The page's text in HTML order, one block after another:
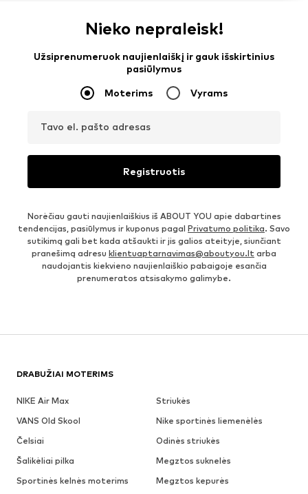
Nieko nepraleisk!
Užsiprenumeruok naujienlaiškį ir gauk išskirtinius
pasiūlymus
Moterims Vyrams
Tavo el. pašto adresas
Registruotis
Norėčiau gauti naujienlaiškius iš ABOUT YOU apie dabartines
tendencijas, pasiūlymus ir kuponus pagal Privatumo politika. Savo
sutikimą gali bet kada atšaukti ir jis galios ateityje, siunčiant
pranešimą adresu klientuaptarnavimas@aboutyou.lt arba
naudojantis kiekvieno naujienlaiškio pabaigoje esančia
prenumeratos atsisakymo galimybe.
DRABUŽIAI MOTERIMS
NIKE Air Max
Striukės
VANS Old Skool
Nike sportinės liemenėlės
Čelsiai
Odinės striukės
Šalikėliai pilka
Megztos suknelės
Sportinės kelnės moterims
Megztos kepurės